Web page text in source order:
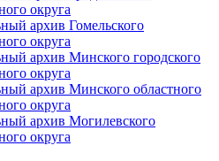
округа
архив Гомельского
округа
архив Минского городского
округа
архив Минского областного
округа
архив Могилевского
округа